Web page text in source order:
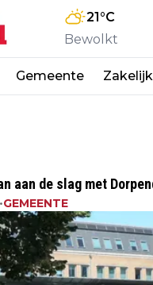
21°C
Bewolkt
Gemeente Zakelijk
aan de slag met
•GEMEENTE